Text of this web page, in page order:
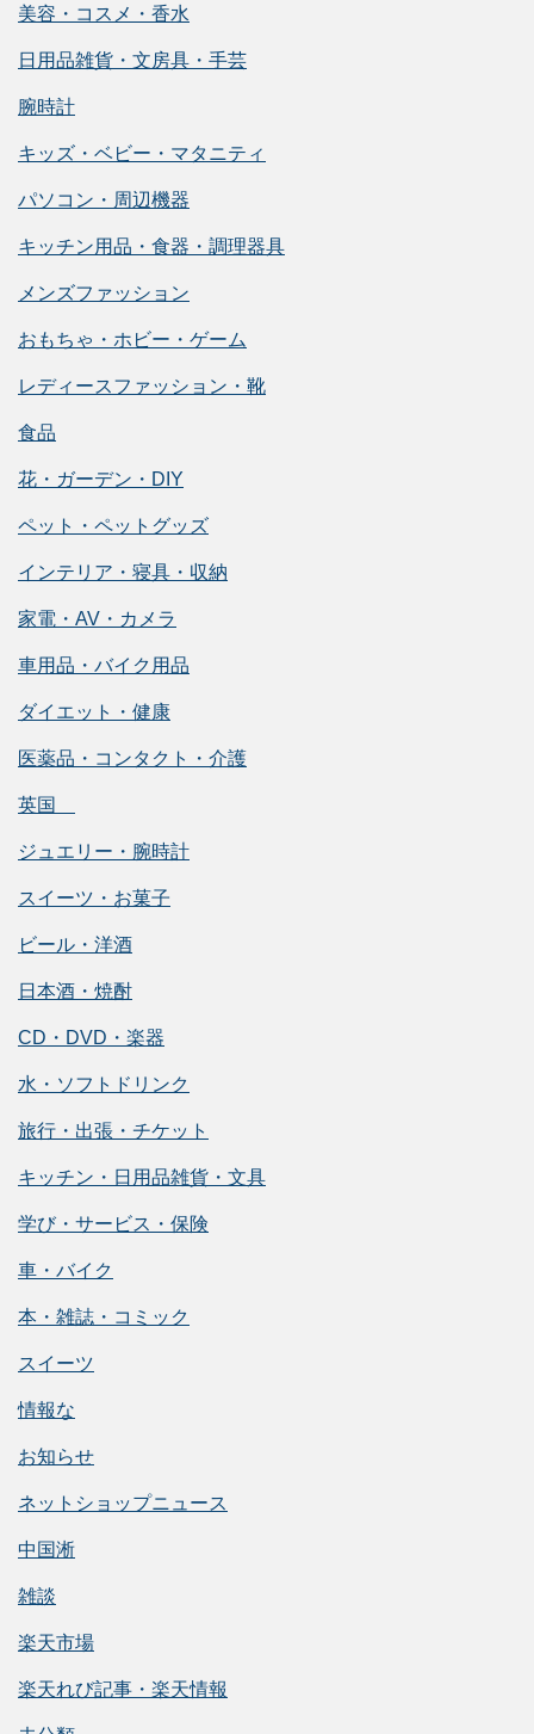
美容・コスメ・香水
日用品雑貨・文房具・手芸
腕時計
キッズ・ベビー・マタニティ
パソコン・周辺機器
キッチン用品・食器・調理器具
メンズファッション
おもちゃ・ホビー・ゲーム
レディースファッション・靴
食品
花・ガーデン・DIY
ペット・ペットグッズ
インテリア・寝具・収納
家電・AV・カメラ
車用品・バイク用品
ダイエット・健康
医薬品・コンタクト・介護
英国
ジュエリー・腕時計
スイーツ・お菓子
ビール・洋酒
日本酒・焼酎
CD・DVD・楽器
水・ソフトドリンク
旅行・出張・チケット
キッチン・日用品雑貨・文具
学び・サービス・保険
車・バイク
本・雑誌・コミック
スイーツ
情報な
お知らせ
ネットショップニュース
中国淅
雑談
楽天市場
楽天れび記事・楽天情報